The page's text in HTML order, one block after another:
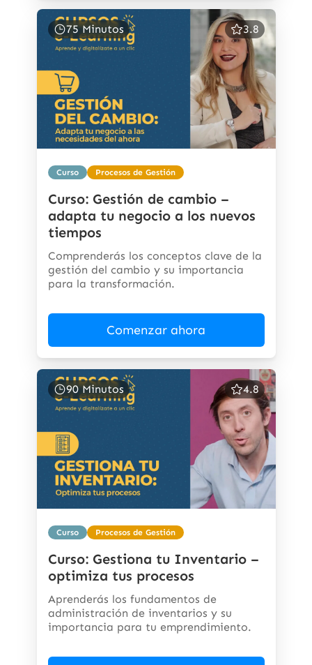
75 Minutos 3.8
Curso Procesos de Gestión
Curso: Gestión de cambio –
adapta tu negocio a los nuevos
tiempos
Comprenderás los conceptos clave de la
gestión del cambio y su importancia
para la transformación.
Comenzar ahora
90 Minutos 4.8
Curso Procesos de Gestión
Curso: Gestiona tu Inventario –
optimiza tus procesos
Aprenderás los fundamentos de
administración de inventarios y su
importancia para tu emprendimiento.